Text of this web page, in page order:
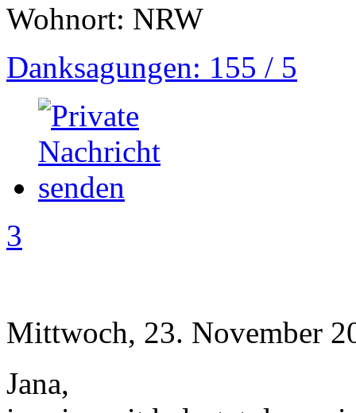
Wohnort: NRW
Danksagungen: 155 / 5
3
Mittwoch, 23. November
Jana,